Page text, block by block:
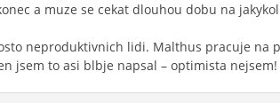
a muze se cekat dlouhou dobu na
neproduktivnich lidi. Malthus pracuje na
jsem to asi blbje napsal – optimista nejsem!